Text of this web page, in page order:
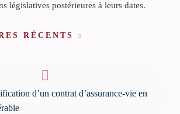
législatives postérieures à leurs dates.
RÉCENTS
d’un contrat d’assurance-vie en